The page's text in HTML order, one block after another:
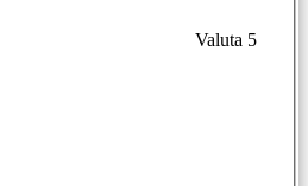
Valuta 5